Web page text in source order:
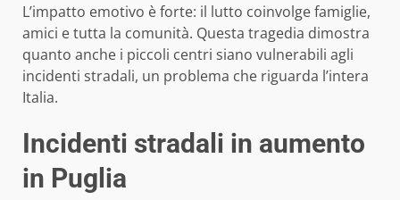
L’impatto emotivo è forte: il lutto coinvolge famiglie,
amici e tutta la comunità. Questa tragedia dimostra
quanto anche i piccoli centri siano vulnerabili agli
incidenti stradali, un problema che riguarda l’intera
Italia.
Incidenti stradali in aumento
in Puglia